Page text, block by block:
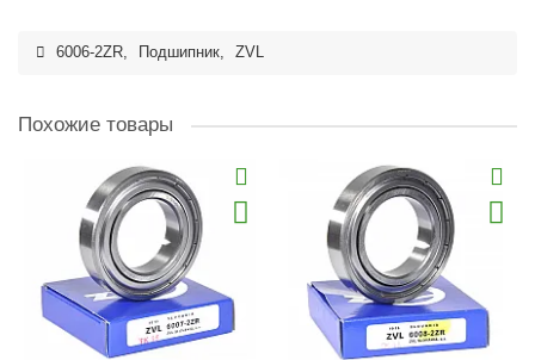
6006-2ZR, Подшипник, ZVL
Похожие товары